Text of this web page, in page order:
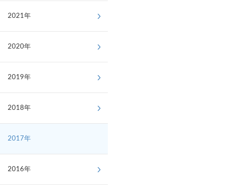
2021年
2020年
2019年
2018年
2017年
2016年